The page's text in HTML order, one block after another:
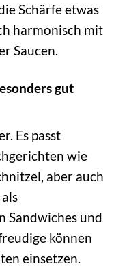
Schärfe etwas
harmonisch mit
Saucen.
gut
Es passt
wie
aber auch
Sandwiches und
können
einsetzen.